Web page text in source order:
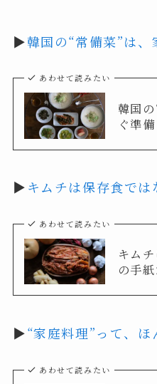
▶︎韓国の“常備菜”は
あわせて読みたい
韓国
ぐ準備
▶︎キムチは保存食で
あわせて読みたい
キム
の手
▶︎“家庭料理”って、ほ
あわせて読みたい